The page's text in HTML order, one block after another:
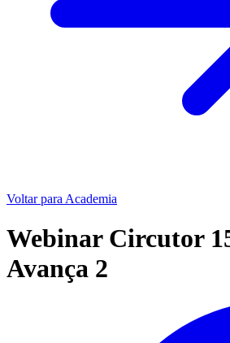
Voltar para Academia
Webinar Circutor
Avança 2